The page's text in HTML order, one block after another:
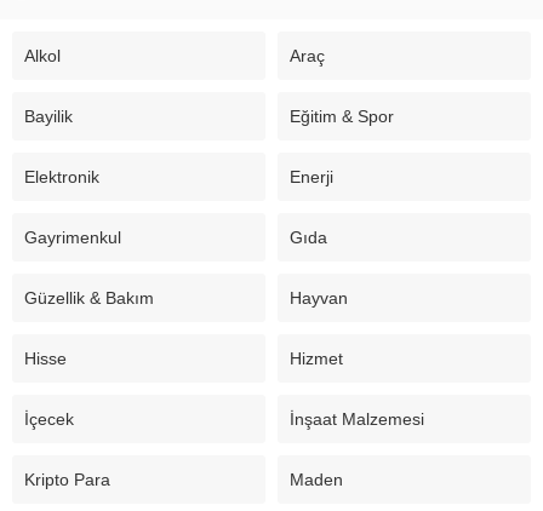
Alkol Araç
Bayilik Eğitim & Spor
Elektronik Enerji
Gayrimenkul Gıda
Güzellik & Bakım Hayvan
Hisse Hizmet
İçecek İnşaat Malzemesi
Kripto Para Maden